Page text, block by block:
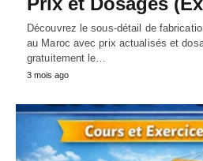
Découvrez le sous-détail de
au Maroc avec prix actualisés et
gratuitement le…
3 mois ago